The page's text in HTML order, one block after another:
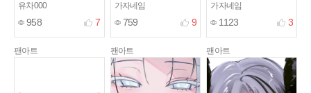
유차000
958 7
가자네임
759 9
가자네임
1123 3
팬아트 팬아트 팬아트